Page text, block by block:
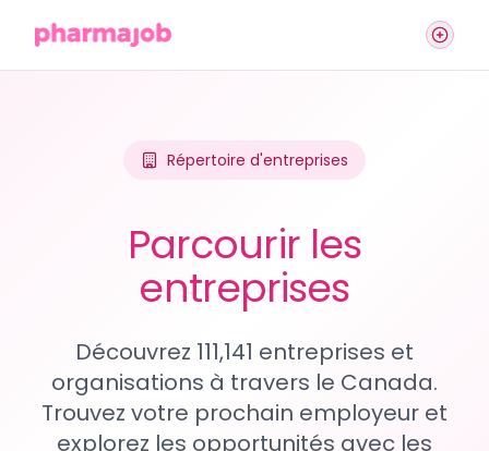
Répertoire d'entreprises
Parcourir les
entreprises
Découvrez 111,141 entreprises et
organisations à travers le Canada.
Trouvez votre prochain employeur et
explorez les opportunités avec les